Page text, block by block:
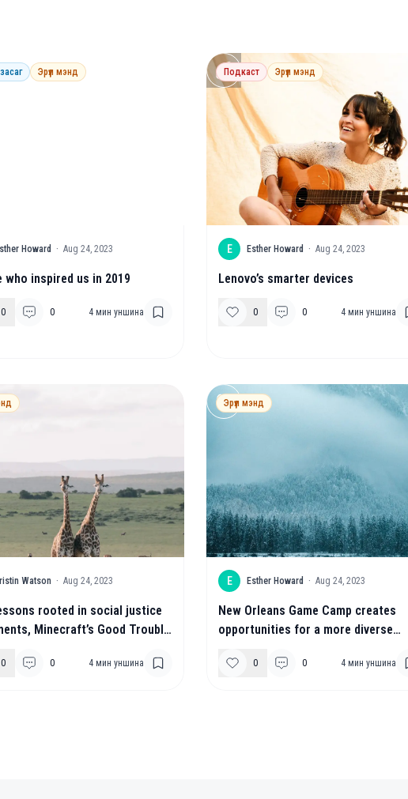
Эрүүл мэнд
Howard · Aug 24, 2023
who inspired us in 2019
0 0 4 мин уншина
Подкаст Эрүүл мэнд
E Esther Howard · Aug 24, 2023
Lenovo’s smarter devices
0 0 4 мин уншина
Watson · Aug 24, 2023
rooted in social justice
Minecraft’s Good Trouble
0 0 4 мин уншина
Эрүүл мэнд
E Esther Howard · Aug 24, 2023
New Orleans Game Camp creates
opportunities for a more diverse
0 0 4 мин уншина